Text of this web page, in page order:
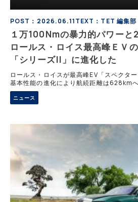
POST：2026.06.11TEXT：TET 編集部
１万100Nmの暴力的パワー
ロールス・ロイス最高峰ＥＶ
「シリーズII」に進化した
ロールス・ロイスが最高峰EV「スペクタ
基本性能の進化により航続距離は628km
モードで500kWを放つブラックバッジも
万8000の穴が描くレザーアートなど、惜
ーナーのわがままを叶える究極のビスポー
ニュース